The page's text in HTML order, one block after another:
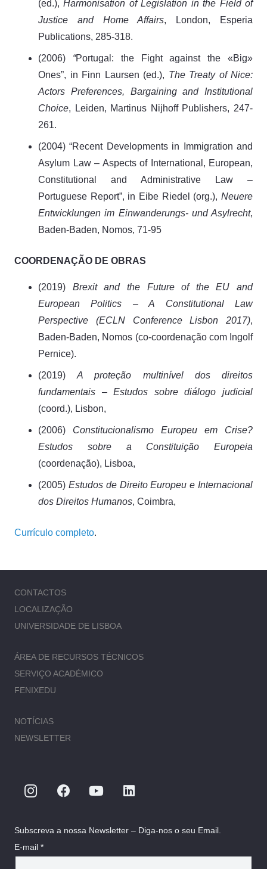
(ed.),Harmonisation of Legislation in the Field of
Justice and Home Affairs, London, Esperia
Publications, 285-318.
(2006) “Portugal: the Fight against the «Big»
Ones”, in Finn Laursen (ed.), The Treaty of Nice:
Actors Preferences, Bargaining and Institutional
Choice, Leiden, Martinus Nijhoff Publishers, 247-
261.
(2004) “Recent Developments in Immigration and
Asylum Law – Aspects of International, European,
Constitutional and Administrative Law –
Portuguese Report”, in Eibe Riedel (org.), Neuere
Entwicklungen im Einwanderungs- und Asylrecht,
Baden-Baden, Nomos, 71-95
COORDENAÇÃO DE OBRAS
(2019) Brexit and the Future of the EU and
European Politics – A Constitutional Law
Perspective (ECLN Conference Lisbon 2017),
Baden-Baden, Nomos (co-coordenação com Ingolf
Pernice).
(2019)A proteção multinível dos direitos
fundamentais – Estudos sobre diálogo judicial
(coord.), Lisbon,
(2006) Constitucionalismo Europeu em Crise?
Estudos sobre a Constituição Europeia
(coordenação), Lisboa,
(2005) Estudos de Direito Europeu e Internacional
dos Direitos Humanos, Coimbra,
Currículo completo.
CONTACTOS
LOCALIZAÇÃO
UNIVERSIDADE DE LISBOA
ÁREA DE RECURSOS TÉCNICOS
SERVIÇO ACADÉMICO
FENIXEDU
NOTÍCIAS
NEWSLETTER
Subscreva a nossa Newsletter – Diga-nos o seu Email.
E-mail *